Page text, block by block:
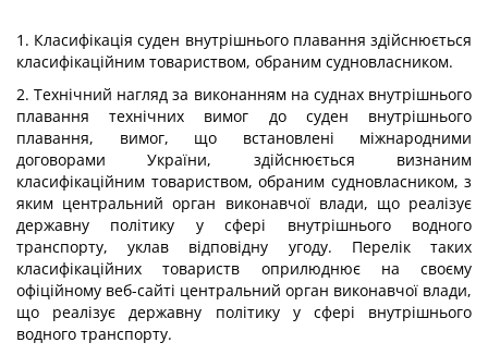
1. Класифікація суден внутрішнього плавання здійснюється
класифікаційним товариством, обраним судновласником.
2. Технічний нагляд за виконанням на суднах внутрішнього
плавання технічних вимог до суден внутрішнього
плавання, вимог, що встановлені міжнародними
договорами України, здійснюється визнаним
класифікаційним товариством, обраним судновласником, з
яким центральний орган виконавчої влади, що реалізує
державну політику у сфері внутрішнього водного
транспорту, уклав відповідну угоду. Перелік таких
класифікаційних товариств оприлюднює на своєму
офіційному веб-сайті центральний орган виконавчої влади,
що реалізує державну політику у сфері внутрішнього
водного транспорту.